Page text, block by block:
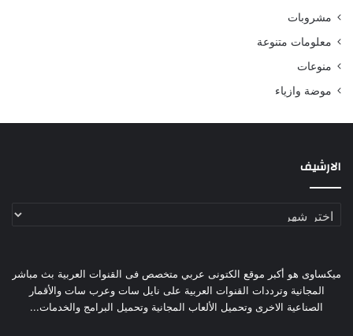
مشروبات
معلومات متنوعة
منوعات
موضة وازياء
الارشيف
الارشيف
ميكساوى هو أكبر موقع الكتونى عربي متخصص فى القنوات العربية بث مباشر
المجانية وترددات القنوات العربية على نايل سات وعرب سات والأقمار
الصناعية الاخرى وتحميل الألعاب المجانية وتحميل البرامج والخدمات...